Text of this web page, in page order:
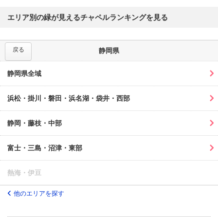
エリア別の緑が見えるチャペルランキングを見る
静岡県
戻る
静岡県全域
浜松・掛川・磐田・浜名湖・袋井・西部
静岡・藤枝・中部
富士・三島・沼津・東部
熱海・伊豆
他のエリアを探す